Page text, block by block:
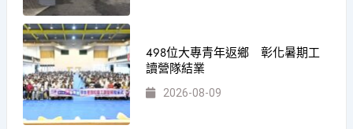
498位大專青年返鄉 彰化暑期工
讀營隊結業
2026-08-09